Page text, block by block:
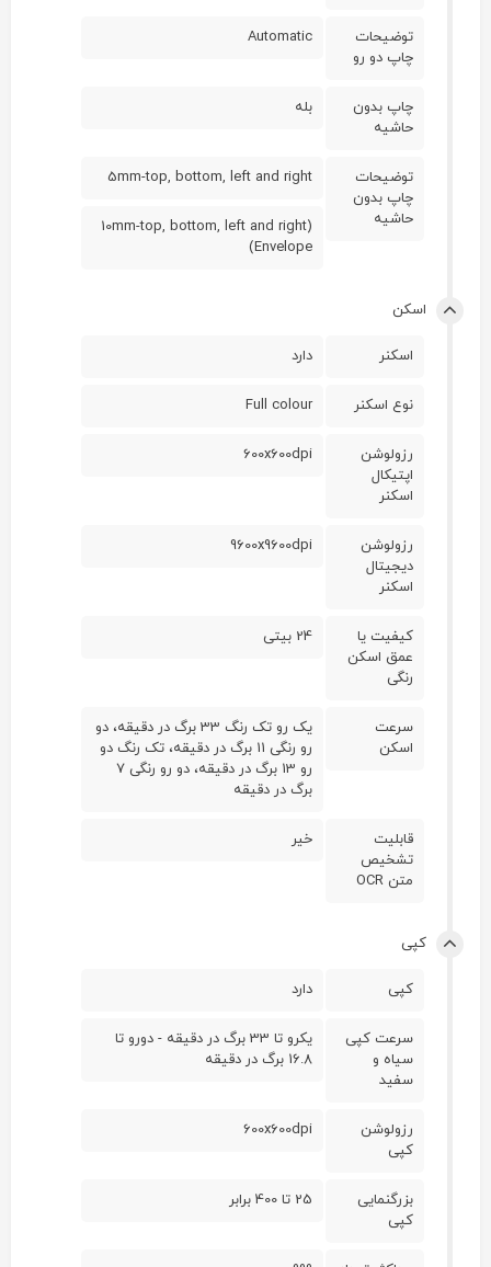
توضیحات
چاپ دو رو
Automatic
چاپ بدون
حاشیه
بله
توضیحات
چاپ بدون
حاشیه
5mm-top, bottom, left and right
(10mm-top, bottom, left and right
(Envelope
اسکن
اسکنر دارد
نوع اسکنر Full colour
رزولوشن
اپتیکال
اسکنر
600x600dpi
رزولوشن
دیجیتال
اسکنر
9600x9600dpi
کیفیت یا
عمق اسکن
رنگی
24 بیتی
سرعت
اسکن
یک رو تک رنگ 33 برگ در دقیقه، دو
رو رنگی 11 برگ در دقیقه، تک رنگ دو
رو 13 برگ در دقیقه، دو رو رنگی 7
برگ در دقیقه
قابلیت
تشخیص
متن OCR
خیر
کپی
کپی دارد
سرعت کپی
سیاه و
سفید
یکرو تا 33 برگ در دقیقه - دورو تا
16.8 برگ در دقیقه
رزولوشن
کپی
600x600dpi
بزرگنمایی
کپی
25 تا 400 برابر